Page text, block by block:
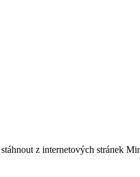
z internetových stránek